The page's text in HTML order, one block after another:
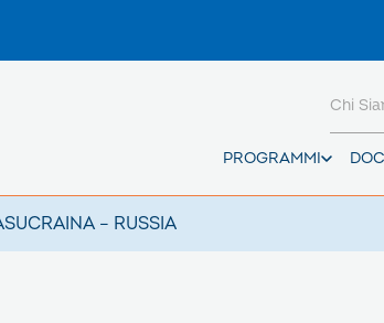
PROGRAMMI
Chi
UCRAINA – RUSSIA